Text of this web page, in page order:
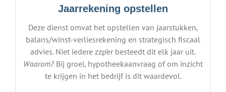
Jaarrekening opstellen
Deze dienst omvat het opstellen van jaarstukken,
balans/winst-verliesrekening en strategisch fiscaal
advies. Niet iedere zzp’er besteedt dit elk jaar uit.
Waarom? Bij groei, hypotheekaanvraag of om inzicht
te krijgen in het bedrijf is dit waardevol.